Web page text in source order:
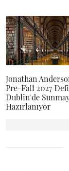
Jonathan
Pre-Fall 2027
Dublin'de
Hazırlanıyor